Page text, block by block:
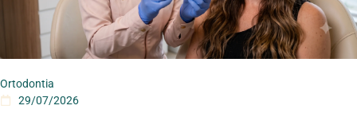
Ortodontia
29/07/2026